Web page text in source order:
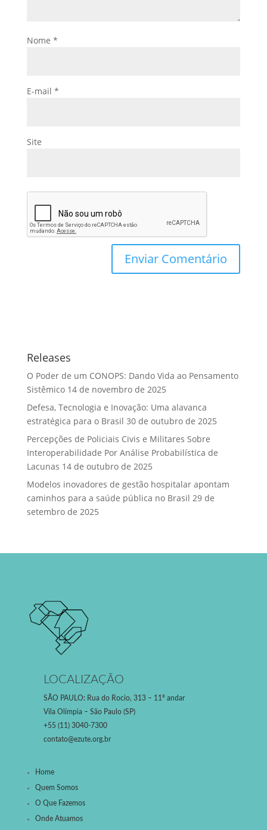
Nome *
E-mail *
Site
Releases
O Poder de um CONOPS: Dando Vida ao Pensamento
Sistêmico 14 de novembro de 2025
Defesa, Tecnologia e Inovação: Uma alavanca
estratégica para o Brasil 30 de outubro de 2025
Percepções de Policiais Civis e Militares Sobre
Interoperabilidade Por Análise Probabilística de
Lacunas 14 de outubro de 2025
Modelos inovadores de gestão hospitalar apontam
caminhos para a saúde pública no Brasil 29 de
setembro de 2025
LOCALIZAÇÃO
SÃO PAULO: Rua do Rocio, 313 – 11º andar
Vila Olímpia – São Paulo (SP)
+55 (11) 3040-7300
contato@ezute.org.br
Home
Quem Somos
O Que Fazemos
Onde Atuamos